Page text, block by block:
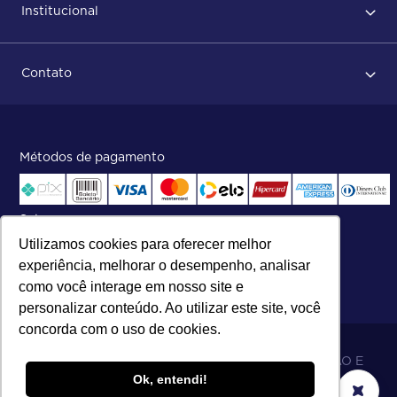
Utilizamos cookies para oferecer melhor
experiência, melhorar o desempenho, analisar
como você interage em nosso site e
personalizar conteúdo. Ao utilizar este site, você
concorda com o uso de cookies.
Ok, entendi!
Após conclusão do pedido
Status do pedido e acompanhamento da entrega
Institucional
ISO
Contato
Central de atendimento:
Telefone:(27) 2121-9000
Segunda a Sexta das 8h às 17h30
Métodos de pagamento
Selos
06.698.001/0002-19 - MB 5 COMÉRCIO IMPORTAÇÃO E
EXPORTAÇÃO LTDA - SOARES ATACADO DISTRIBUIDOR.